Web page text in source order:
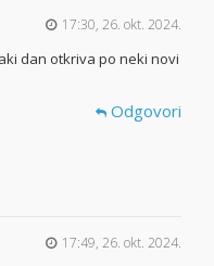
17:30, 26. okt. 2024.
dan otkriva po neki novi
Odgovori
17:49, 26. okt. 2024.